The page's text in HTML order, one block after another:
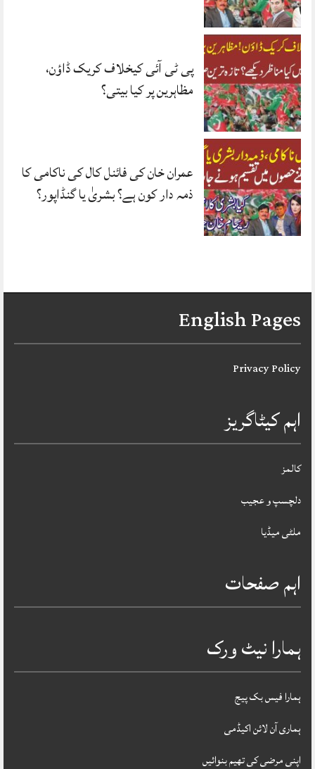
پی ٹی آئی کیخلاف کریک ڈاؤن،
مظاہرین پر کیا بیتی؟
عمران خان کی فائنل کال کی ناکامی کا
ذمہ دار کون ہے؟ بشریٰ یا گنڈاپور؟
English Pages
Privacy Policy
اہم کیٹاگریز
کالمز
دلچسپ و عجیب
ملٹی میڈیا
اہم صفحات
ہمارا نیٹ ورک
ہمارا فیس بک پیج
ہماری آن لائن اکیڈمی
اپنی مرضی کی تھیم بنوائیں